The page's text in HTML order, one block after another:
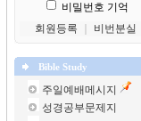
비밀번호 기억
회원등록
비번분실
Bible Study
주일예배메시지
성경공부문제지